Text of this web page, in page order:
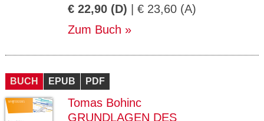
€ 22,90 (D) | € 23,60 (A)
Zum Buch
BUCH EPUB PDF
Tomas Bohinc
GRUNDLAGEN DES